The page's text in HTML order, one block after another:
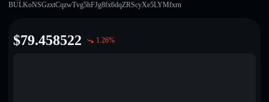
BULKoNSGzxtCqzwTvg5hFJg8fx6dqZRScyXe5LYMfxrn
$79.458522 1.26%